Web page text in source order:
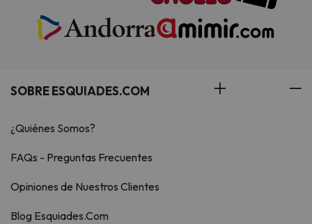
SOBRE ESQUIADES.COM
¿Quiénes Somos?
FAQs - Preguntas Frecuentes
Opiniones de Nuestros Clientes
Blog Esquiades.Com